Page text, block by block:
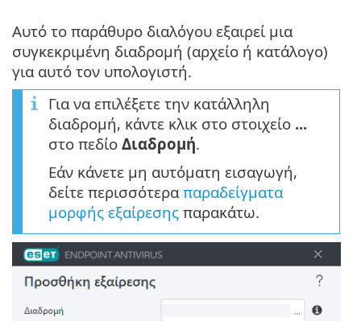
Αυτό το παράθυρο διαλόγου εξαιρεί μια
συγκεκριμένη διαδρομή (αρχείο ή κατάλογο)
για αυτό τον υπολογιστή.
Για να επιλέξετε την κατάλληλη
διαδρομή, κάντε κλικ στο στοιχείο ...
στο πεδίο Διαδρομή.
Εάν κάνετε μη αυτόματη εισαγωγή,
δείτε περισσότεραπαραδείγματα
μορφής εξαίρεσης παρακάτω.